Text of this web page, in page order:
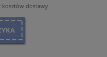
kosztów dostawy